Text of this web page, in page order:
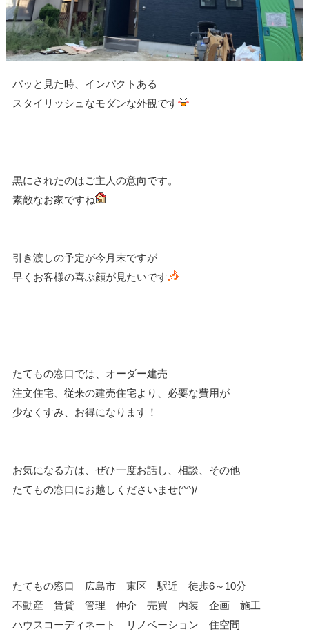
パッと見た時、インパクトある
スタイリッシュなモダンな外観です
黒にされたのはご主人の意向です。
素敵なお家ですね
引き渡しの予定が今月末ですが
早くお客様の喜ぶ顔が見たいです
たてもの窓口では、オーダー建売
注文住宅、従来の建売住宅より、必要な費用が
少なくすみ、お得になります！
お気になる方は、ぜひ一度お話し、相談、その他
たてもの窓口にお越しくださいませ(^^)/
たてもの窓口 広島市 東区 駅近 徒歩6～10分
不動産 賃貸 管理 仲介 売買 内装 企画 施工
ハウスコーディネート リノベーション 住空間